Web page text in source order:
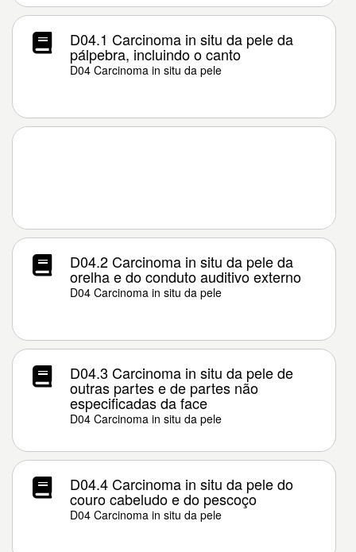
D04.1 Carcinoma in situ da pele da
pálpebra, incluindo o canto
D04 Carcinoma in situ da pele
D04.2 Carcinoma in situ da pele da
orelha e do conduto auditivo externo
D04 Carcinoma in situ da pele
D04.3 Carcinoma in situ da pele de
outras partes e de partes não
especificadas da face
D04 Carcinoma in situ da pele
D04.4 Carcinoma in situ da pele do
couro cabeludo e do pescoço
D04 Carcinoma in situ da pele